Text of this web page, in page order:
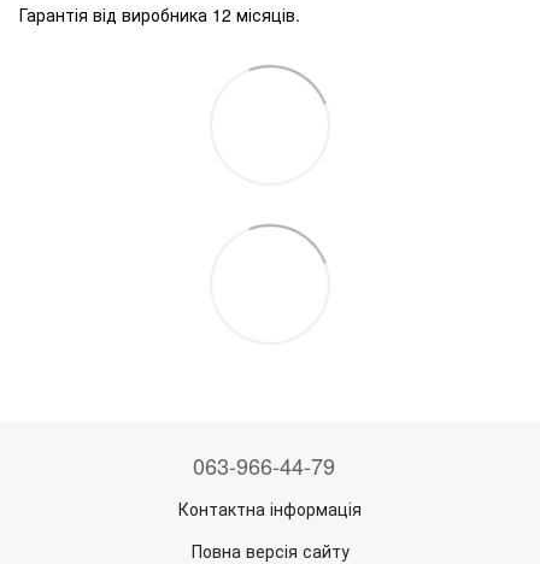
Гарантія від виробника 12 місяців.
063-966-44-79
Контактна інформація
Повна версія сайту